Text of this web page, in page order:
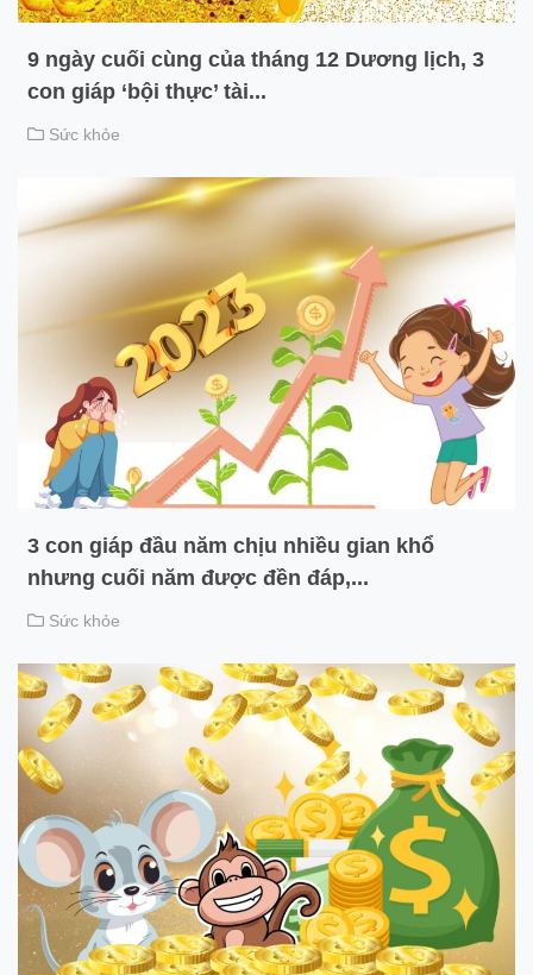
9 ngày cuối cùng của tháng 12 Dương lịch, 3
con giáp ‘bội thực’ tài...
Sức khỏe
3 con giáp đầu năm chịu nhiều gian khổ
nhưng cuối năm được đền đáp,...
Sức khỏe